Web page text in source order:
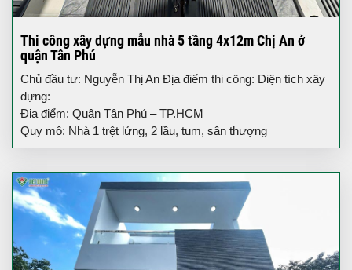
Thi công xây dựng mẫu nhà 5 tầng 4x12m Chị An ở
quận Tân Phú
Chủ đầu tư: Nguyễn Thị An Địa điểm thi công: Diện tích xây
dựng:
Địa điểm: Quận Tân Phú – TP.HCM
Quy mô: Nhà 1 trệt lửng, 2 lầu, tum, sân thượng